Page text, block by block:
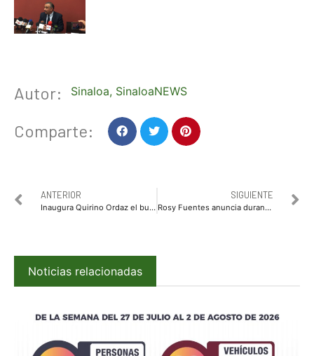
Autor: Sinaloa, SinaloaNEWS
Comparte:
ANTERIOR
Inaugura Quirino Ordaz el bulevar salida a Imala en Culiacán
SIGUIENTE
Rosy Fuentes anuncia durante el Informe de Actividades de DIF Sinaloa la campaña “Te Queremos Sana”
Noticias relacionadas